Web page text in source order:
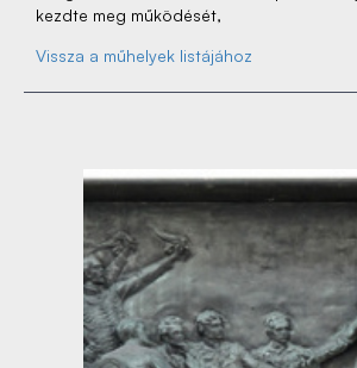
kezdte meg működését,
Vissza a műhelyek listájához